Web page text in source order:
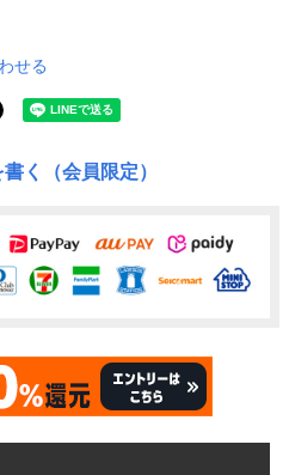
せる
く（会員限定）